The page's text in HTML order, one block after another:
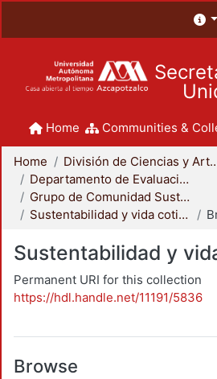
Home Communities &
Home
División de Ciencias
Departamento de Evaluación del Diseño en el Tiempo
Grupo de Comunidad Sustentable
Sustentabilidad y vida cotidiana
Sustentabilidad y
Permanent URI for this collection
https://hdl.handle.net/11191/5836
Browse